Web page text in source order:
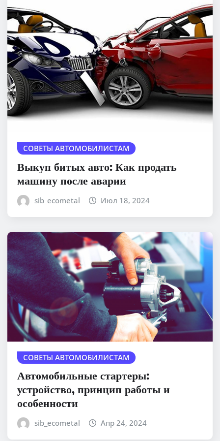
СОВЕТЫ АВТОМОБИЛИСТАМ
Выкуп битых авто: Как продать
машину после аварии
sib_ecometal Июл 18, 2024
СОВЕТЫ АВТОМОБИЛИСТАМ
Автомобильные стартеры:
устройство, принцип работы и
особенности
sib_ecometal Апр 24, 2024